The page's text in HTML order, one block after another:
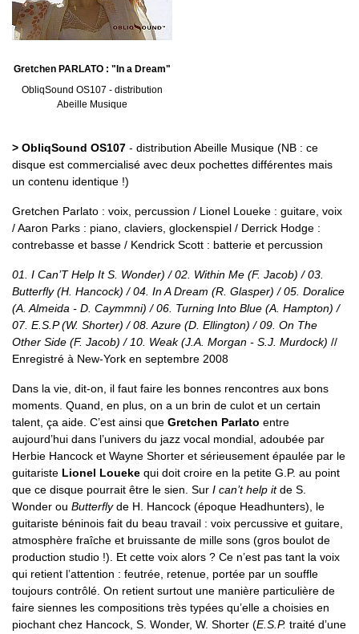
Gretchen PARLATO : "In a Dream"
ObliqSound OS107 - distribution
Abeille Musique
> ObliqSound OS107 - distribution Abeille Musique (NB : ce
disque est commercialisé avec deux pochettes différentes mais
un contenu identique !)
Gretchen Parlato : voix, percussion / Lionel Loueke : guitare, voix
/ Aaron Parks : piano, claviers, glockenspiel / Derrick Hodge :
contrebasse et basse / Kendrick Scott : batterie et percussion
01. I Can’T Help It S. Wonder) / 02. Within Me (F. Jacob) / 03.
Butterfly (H. Hancock) / 04. In A Dream (R. Glasper) / 05. Doralice
(A. Almeida - D. Caymmni) / 06. Turning Into Blue (A. Hampton) /
07. E.S.P (W. Shorter) / 08. Azure (D. Ellington) / 09. On The
Other Side (F. Jacob) / 10. Weak (J.A. Morgan - S.J. Murdock) //
Enregistré à New-York en septembre 2008
Dans la vie, dit-on, il faut faire les bonnes rencontres aux bons
moments. Quand, en plus, on a un brin de culot et un certain
talent, ça aide. C’est ainsi que Gretchen Parlato entre
aujourd’hui dans l’univers du jazz vocal mondial, adoubée par
Herbie Hancock et Wayne Shorter et sérieusement épaulée par le
guitariste Lionel Loueke qui doit croire en la petite G.P. au point
que ce disque pourrait être le sien. Sur I can’t help itde S.
Wonder ou Butterflyde H. Hancock (époque Headhunters), le
guitariste béninois fait du beau travail : voix percussive et guitare,
atmosphère fraîche et bruissante de mille sons (gros boulot de
production studio !). Et cette voix alors ? Ce n’est pas tant la voix
qui retient l’attention : feutrée, retenue, portée par un souffle
toujours contrôlé. On retient surtout une manière particulière de
faire siennes les compositions très typées qu’elle a choisies en
piochant chez Hancock, S. Wonder, W. Shorter (E.S.P. traité d’une